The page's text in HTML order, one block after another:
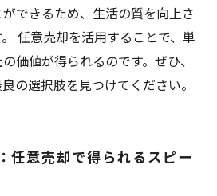
できるため、生活の質を向上さ
任意売却を活用することで、単
価値が得られるのです。ぜひ、
の選択肢を見つけてください。
任意売却で得られるスピー